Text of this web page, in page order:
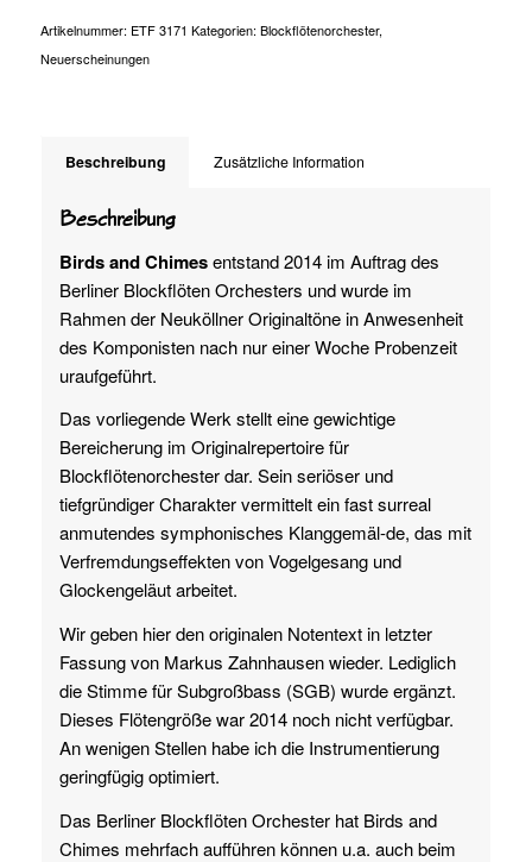
Artikelnummer: ETF 3171 Kategorien: Blockflötenorchester,
Neuerscheinungen
Beschreibung Zusätzliche Information
Beschreibung
Birds and Chimesentstand 2014 im Auftrag des
Berliner Blockflöten Orchesters und wurde im
Rahmen der Neuköllner Originaltöne in Anwesenheit
des Komponisten nach nur einer Woche Probenzeit
uraufgeführt.
Das vorliegende Werk stellt eine gewichtige
Bereicherung im Originalrepertoire für
Blockflötenorchester dar. Sein seriöser und
tiefgründiger Charakter vermittelt ein fast surreal
anmutendes symphonisches Klanggemäl-de, das mit
Verfremdungseffekten von Vogelgesang und
Glockengeläut arbeitet.
Wir geben hier den originalen Notentext in letzter
Fassung von Markus Zahnhausen wieder. Lediglich
die Stimme für Subgroßbass (SGB) wurde ergänzt.
Dieses Flötengröße war 2014 noch nicht verfügbar.
An wenigen Stellen habe ich die Instrumentierung
geringfügig optimiert.
Das Berliner Blockflöten Orchester hat Birds and
Chimes mehrfach aufführen können u.a. auch beim